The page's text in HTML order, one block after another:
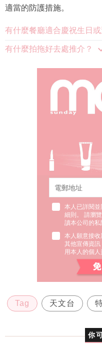
適當的防護措施。
有什麼餐廳適合慶祝生日或
有什麼拍拖好去處推介？
本人已詳閱並
細則。 請瀏
讀本公司的私
本人願意接收
其他宣傳資
用本人的個人
Tag 天文台
你